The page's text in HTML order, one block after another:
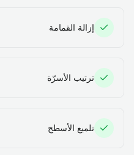
إزالة القمامة
ترتيب الأسرّة
تلميع الأسطح